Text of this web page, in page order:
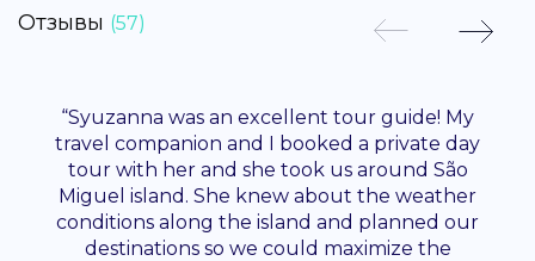
Отзывы (57)
“Syuzanna was an excellent tour guide! My
travel companion and I booked a private day
tour with her and she took us around São
Miguel island. She knew about the weather
conditions along the island and planned our
destinations so we could maximize the